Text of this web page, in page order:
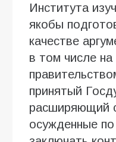
Института
якобы
качестве
в том числе
принятый
расширяющий
осужденные